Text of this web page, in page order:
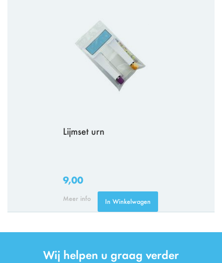
Lijmset urn
9,00
Meer info In Winkelwagen
Wij helpen u graag verder